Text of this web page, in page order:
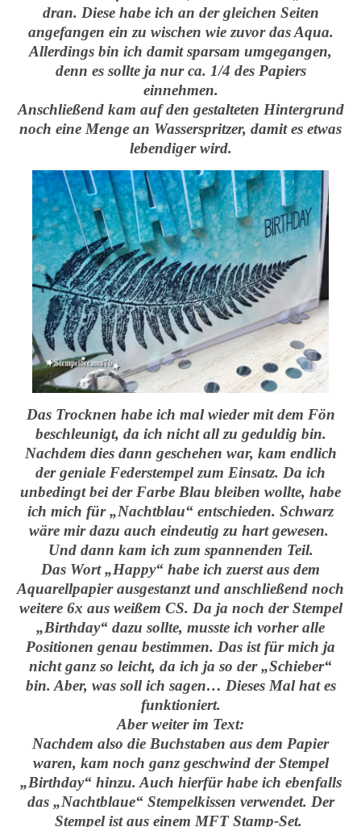
dran. Diese habe ich an der gleichen Seiten
angefangen ein zu wischen wie zuvor das Aqua.
Allerdings bin ich damit sparsam umgegangen,
denn es sollte ja nur ca. 1/4 des Papiers
einnehmen.
Anschließend kam auf den gestalteten Hintergrund
noch eine Menge an Wasserspritzer, damit es etwas
lebendiger wird.
Das Trocknen habe ich mal wieder mit dem Fön
beschleunigt, da ich nicht all zu geduldig bin.
Nachdem dies dann geschehen war, kam endlich
der geniale Federstempel zum Einsatz. Da ich
unbedingt bei der Farbe Blau bleiben wollte, habe
ich mich für „Nachtblau“ entschieden. Schwarz
wäre mir dazu auch eindeutig zu hart gewesen.
Und dann kam ich zum spannenden Teil.
Das Wort „Happy“ habe ich zuerst aus dem
Aquarellpapier ausgestanzt und anschließend noch
weitere 6x aus weißem CS. Da ja noch der Stempel
„Birthday“ dazu sollte, musste ich vorher alle
Positionen genau bestimmen. Das ist für mich ja
nicht ganz so leicht, da ich ja so der „Schieber“
bin. Aber, was soll ich sagen… Dieses Mal hat es
funktioniert.
Aber weiter im Text:
Nachdem also die Buchstaben aus dem Papier
waren, kam noch ganz geschwind der Stempel
„Birthday“ hinzu. Auch hierfür habe ich ebenfalls
das „Nachtblaue“ Stempelkissen verwendet. Der
Stempel ist aus einem MFT Stamp-Set.